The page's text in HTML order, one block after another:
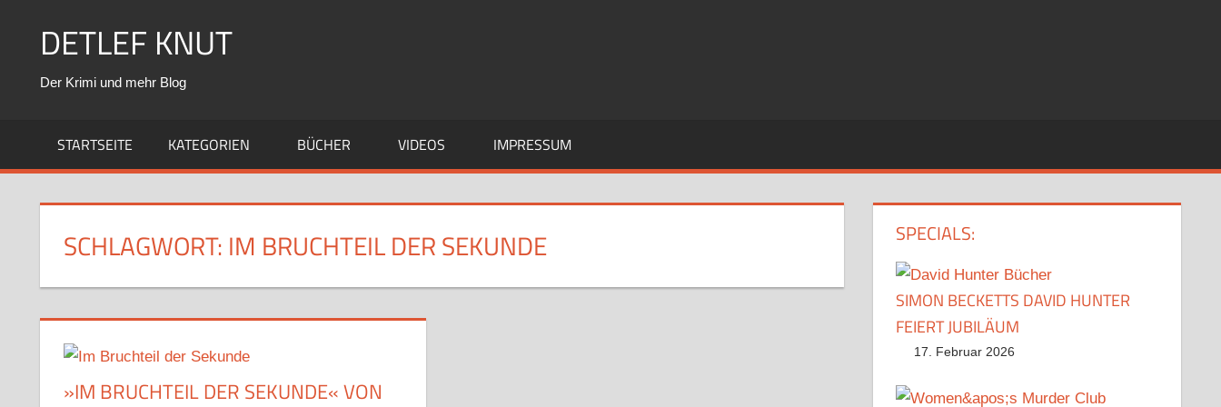
DETLEF KNUT
Der Krimi und mehr Blog
STARTSEITE KATEGORIEN BÜCHER VIDEOS IMPRESSUM
SCHLAGWORT: IM BRUCHTEIL DER SEKUNDE
»IM BRUCHTEIL DER SEKUNDE« VON
SPECIALS:
SIMON BECKETTS DAVID HUNTER
FEIERT JUBILÄUM
17. Februar 2026